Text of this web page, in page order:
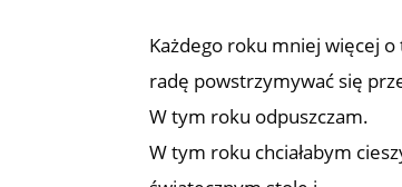
Każdego roku mniej więcej
radę powstrzymywać się
W tym roku odpuszczam.
W tym roku chciałabym